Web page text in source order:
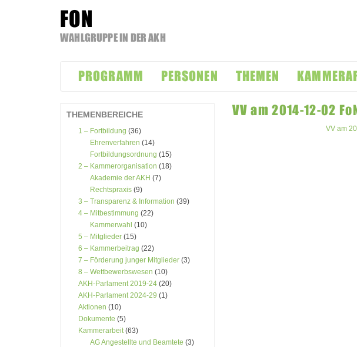
FON
WAHLGRUPPE IN DER AKH
Inhalt
springenPROGRAMM PERSONEN THEMEN
THEMENBEREICHE
1 – Fortbildung (36)
Ehrenverfahren (14)
Fortbildungsordnung (15)
2 – Kammerorganisation (18)
Akademie der AKH (7)
Rechtspraxis (9)
3 – Transparenz & Information (39)
4 – Mitbestimmung (22)
Kammerwahl (10)
5 – Mitglieder (15)
6 – Kammerbeitrag (22)
7 – Förderung junger Mitglieder (3)
8 – Wettbewerbswesen (10)
AKH-Parlament 2019-24 (20)
AKH-Parlament 2024-29 (1)
Aktionen (10)
Dokumente (5)
Kammerarbeit(63)
AG Angestellte und Beamtete (3)
VV am 2014-12-02
VV am